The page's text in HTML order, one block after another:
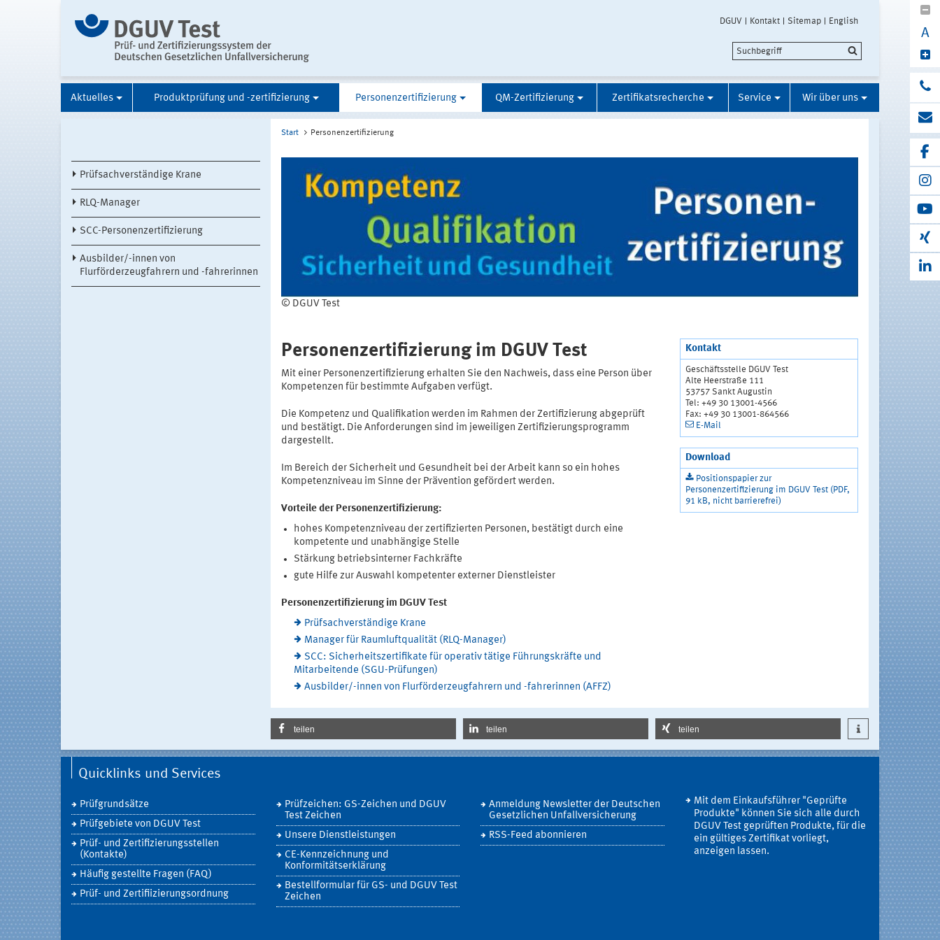
DGUV Kontakt Sitemap English
A
Aktuelles Produktprüfung und -zertifizierung Personenzertifizierung QM-Zertifizierung Zertifikatsrecherche Service Wir über uns
Prüfsachverständige Krane
RLQ-Manager
SCC-Personenzertifizierung
Ausbilder/-innen von
Flurförderzeugfahrern und -fahrerinnen
Start Personenzertifizierung
© DGUV Test
Personenzertifizierung im DGUV Test
Mit einer Personenzertifizierung erhalten Sie den Nachweis, dass eine Person über
Kompetenzen für bestimmte Aufgaben verfügt.
Die Kompetenz und Qualifikation werden im Rahmen der Zertifizierung abgeprüft
und bestätigt. Die Anforderungen sind im jeweiligen Zertifizierungsprogramm
dargestellt.
Im Bereich der Sicherheit und Gesundheit bei der Arbeit kann so ein hohes
Kompetenzniveau im Sinne der Prävention gefördert werden.
Vorteile der Personenzertifizierung:
hohes Kompetenzniveau der zertifizierten Personen, bestätigt durch eine
kompetente und unabhängige Stelle
Stärkung betriebsinterner Fachkräfte
gute Hilfe zur Auswahl kompetenter externer Dienstleister
Personenzertifizierung im DGUV Test
Prüfsachverständige Krane
Manager für Raumluftqualität (RLQ-Manager)
SCC: Sicherheitszertifikate für operativ tätige Führungskräfte und
Mitarbeitende (SGU-Prüfungen)
Ausbilder/-innen von Flurförderzeugfahrern und -fahrerinnen (AFFZ)
Kontakt
Geschäftsstelle DGUV Test
Alte Heerstraße 111
53757 Sankt Augustin
Tel: +49 30 13001-4566
Fax: +49 30 13001-864566
E-Mail
Download
Positionspapier zur
Personenzertifizierung im DGUV Test (PDF,
91 kB, nicht barrierefrei)
teilen teilen teilen
Quicklinks und Services
Prüfgrundsätze
Prüfgebiete von DGUV Test
Prüf- und Zertifizierungsstellen
(Kontakte)
Häufig gestellte Fragen (FAQ)
Prüf- und Zertifiizierungsordnung
Prüfzeichen: GS-Zeichen und DGUV
Test Zeichen
Unsere Dienstleistungen
CE-Kennzeichnung und
Konformitätserklärung
Bestellformular für GS- und DGUV Test
Zeichen
Anmeldung Newsletter der Deutschen
Gesetzlichen Unfallversicherung
RSS-Feed abonnieren
Mit dem Einkaufsführer "Geprüfte
Produkte" können Sie sich alle durch
DGUV Test geprüften Produkte, für die
ein gültiges Zertifikat vorliegt,
anzeigen lassen.